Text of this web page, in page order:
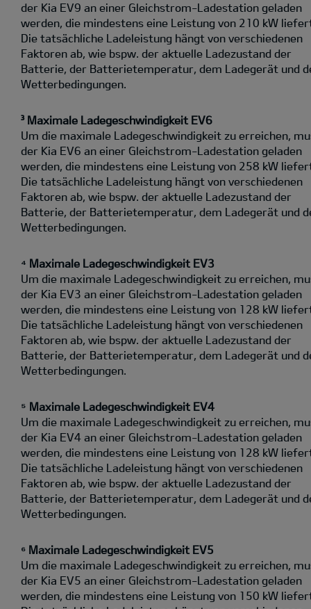
der Kia EV9 an einer Gleichstrom-Ladestation geladen
werden, die mindestens eine Leistung von 210 kW
Die tatsächliche Ladeleistung hängt von verschiedenen
Faktoren ab, wie bspw. der aktuelle Ladezustand der
Batterie, der Batterietemperatur, dem Ladegerät und
Wetterbedingungen.
³ Maximale Ladegeschwindigkeit EV6
Um die maximale Ladegeschwindigkeit zu erreichen,
der Kia EV6 an einer Gleichstrom-Ladestation geladen
werden, die mindestens eine Leistung von 258 kW
Die tatsächliche Ladeleistung hängt von verschiedenen
Faktoren ab, wie bspw. der aktuelle Ladezustand der
Batterie, der Batterietemperatur, dem Ladegerät und
Wetterbedingungen.
⁴ Maximale Ladegeschwindigkeit EV3
Um die maximale Ladegeschwindigkeit zu erreichen,
der Kia EV3 an einer Gleichstrom-Ladestation geladen
werden, die mindestens eine Leistung von 128 kW
Die tatsächliche Ladeleistung hängt von verschiedenen
Faktoren ab, wie bspw. der aktuelle Ladezustand der
Batterie, der Batterietemperatur, dem Ladegerät und
Wetterbedingungen.
⁵ Maximale Ladegeschwindigkeit EV4
Um die maximale Ladegeschwindigkeit zu erreichen,
der Kia EV4 an einer Gleichstrom-Ladestation geladen
werden, die mindestens eine Leistung von 128 kW
Die tatsächliche Ladeleistung hängt von verschiedenen
Faktoren ab, wie bspw. der aktuelle Ladezustand der
Batterie, der Batterietemperatur, dem Ladegerät und
Wetterbedingungen.
⁶ Maximale Ladegeschwindigkeit EV5
Um die maximale Ladegeschwindigkeit zu erreichen,
der Kia EV5 an einer Gleichstrom-Ladestation geladen
werden, die mindestens eine Leistung von 150 kW